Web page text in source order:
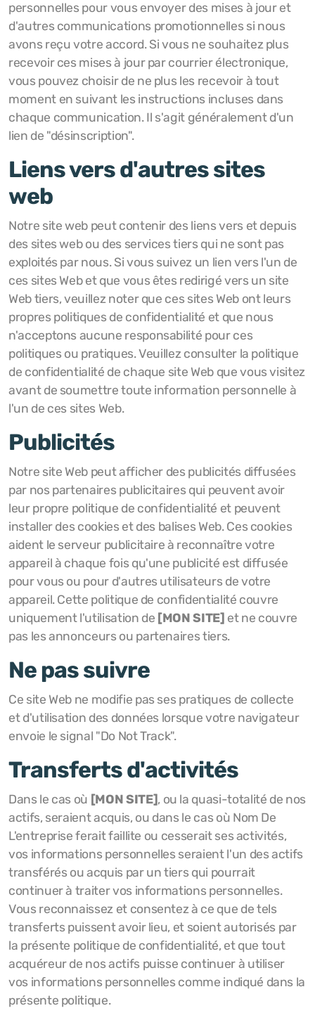
personnelles pour vous envoyer des mises à jour et
d'autres communications promotionnelles si nous
avons reçu votre accord. Si vous ne souhaitez plus
recevoir ces mises à jour par courrier électronique,
vous pouvez choisir de ne plus les recevoir à tout
moment en suivant les instructions incluses dans
chaque communication. Il s'agit généralement d'un
lien de "désinscription".
Liens vers d'autres sites
web
Notre site web peut contenir des liens vers et depuis
des sites web ou des services tiers qui ne sont pas
exploités par nous. Si vous suivez un lien vers l'un de
ces sites Web et que vous êtes redirigé vers un site
Web tiers, veuillez noter que ces sites Web ont leurs
propres politiques de confidentialité et que nous
n'acceptons aucune responsabilité pour ces
politiques ou pratiques. Veuillez consulter la politique
de confidentialité de chaque site Web que vous visitez
avant de soumettre toute information personnelle à
l'un de ces sites Web.
Publicités
Notre site Web peut afficher des publicités diffusées
par nos partenaires publicitaires qui peuvent avoir
leur propre politique de confidentialité et peuvent
installer des cookies et des balises Web. Ces cookies
aident le serveur publicitaire à reconnaître votre
appareil à chaque fois qu'une publicité est diffusée
pour vous ou pour d'autres utilisateurs de votre
appareil. Cette politique de confidentialité couvre
uniquement l'utilisation de [MON SITE] et ne couvre
pas les annonceurs ou partenaires tiers.
Ne pas suivre
Ce site Web ne modifie pas ses pratiques de collecte
et d'utilisation des données lorsque votre navigateur
envoie le signal "Do Not Track".
Transferts d'activités
Dans le cas où [MON SITE] , ou la quasi-totalité de nos
actifs, seraient acquis, ou dans le cas où Nom De
L'entreprise ferait faillite ou cesserait ses activités,
vos informations personnelles seraient l'un des actifs
transférés ou acquis par un tiers qui pourrait
continuer à traiter vos informations personnelles.
Vous reconnaissez et consentez à ce que de tels
transferts puissent avoir lieu, et soient autorisés par
la présente politique de confidentialité, et que tout
acquéreur de nos actifs puisse continuer à utiliser
vos informations personnelles comme indiqué dans la
présente politique.